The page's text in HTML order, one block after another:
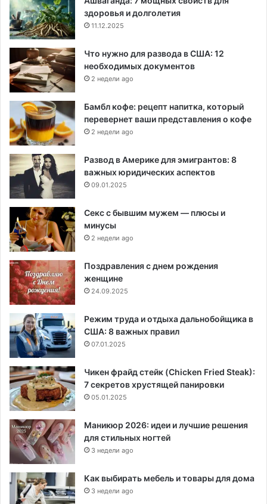
здоровья и долголетия
11.12.2025
Что нужно для развода в США: 12
необходимых документов
2 недели ago
Бамбл кофе: рецепт напитка, который
перевернет ваши представления о кофе
2 недели ago
Развод в Америке для эмигрантов: 8
важных юридических аспектов
09.01.2025
Секс с бывшим мужем — плюсы и
минусы
2 недели ago
Поздравления с днем рождения
женщине
24.09.2025
Режим труда и отдыха дальнобойщика в
США: 8 важных правил
07.01.2025
Чикен фрайд стейк (Chicken Fried Steak):
7 секретов хрустящей панировки
05.01.2025
Маникюр 2026: идеи и лучшие решения
для стильных ногтей
3 недели ago
Как выбирать мебель и товары для дома
3 недели ago